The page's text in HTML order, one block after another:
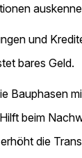
und
bares Geld.
Bauphasen
beim
die